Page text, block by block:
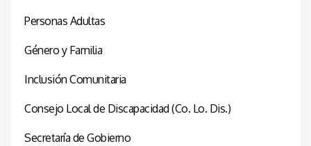
Personas Adultas
Género y Familia
Inclusión Comunitaria
Consejo Local de Discapacidad (Co. Lo. Dis.)
Secretaría de Gobierno